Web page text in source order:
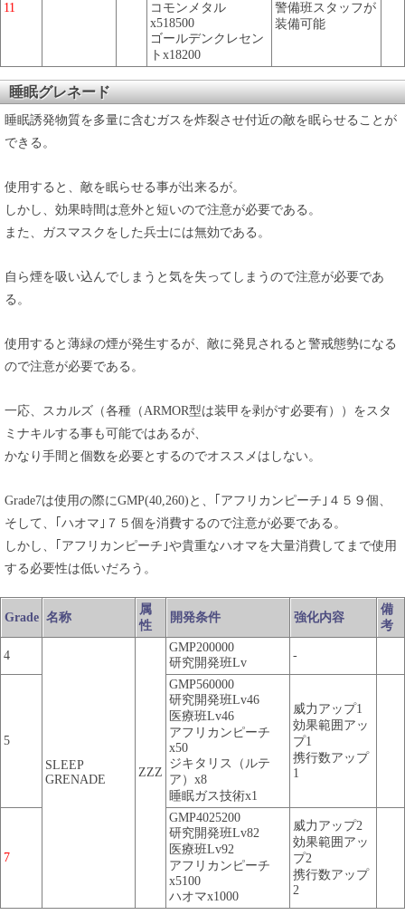
11
コモンメタル
x518500
ゴールデンクレセン
トx18200
警備班スタッフが
装備可能
睡眠グレネード
睡眠誘発物質を多量に含むガスを炸裂させ付近の敵を眠らせることが
できる。
使用すると、敵を眠らせる事が出来るが。
しかし、効果時間は意外と短いので注意が必要である。
また、ガスマスクをした兵士には無効である。
自ら煙を吸い込んでしまうと気を失ってしまうので注意が必要であ
る。
使用すると薄緑の煙が発生するが、敵に発見されると警戒態勢になる
ので注意が必要である。
一応、スカルズ（各種（ARMOR型は装甲を剥がす必要有））をスタ
ミナキルする事も可能ではあるが、
かなり手間と個数を必要とするのでオススメはしない。
Grade7は使用の際にGMP(40,260)と、｢アフリカンピーチ｣４５９個、
そして、｢ハオマ｣７５個を消費するので注意が必要である。
しかし、｢アフリカンピーチ｣や貴重なハオマを大量消費してまで使用
する必要性は低いだろう。
Grade 名称
属
性
開発条件 強化内容
備
考
4
SLEEP
GRENADE
ZZZ
GMP200000
研究開発班Lv
-
5
GMP560000
研究開発班Lv46
医療班Lv46
アフリカンピーチ
x50
ジキタリス（ルテ
ア）x8
睡眠ガス技術x1
威力アップ1
効果範囲アッ
プ1
携行数アップ
1
7
GMP4025200
研究開発班Lv82
医療班Lv92
アフリカンピーチ
x5100
ハオマx1000
威力アップ2
効果範囲アッ
プ2
携行数アップ
2